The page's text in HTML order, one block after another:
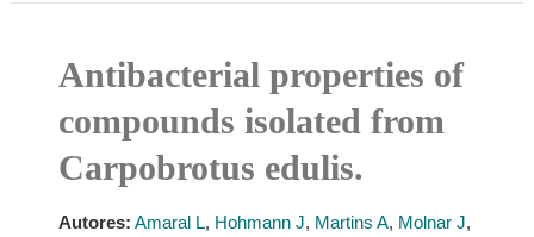
Antibacterial properties of
compounds isolated from
Carpobrotus edulis.
Autores: Amaral L, Hohmann J, Martins A, Molnar J,